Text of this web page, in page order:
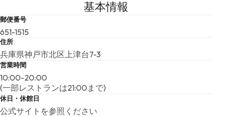
基本情報
郵便番号
651-1515
住所
兵庫県神戸市北区上津台7-3
営業時間
10:00-20:00
(一部レストランは21:00まで)
休日・休館日
公式サイトを参照ください